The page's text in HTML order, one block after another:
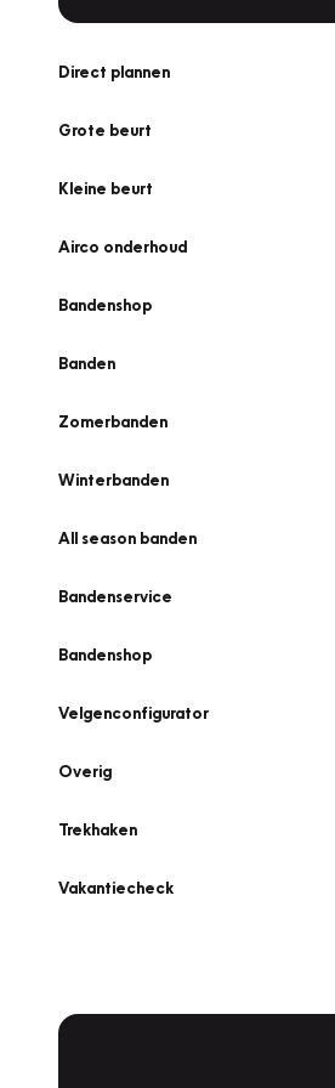
Direct plannen
Grote beurt
Kleine beurt
Airco onderhoud
Bandenshop
Banden
Zomerbanden
Winterbanden
All season banden
Bandenservice
Bandenshop
Velgenconfigurator
Overig
Trekhaken
Vakantiecheck